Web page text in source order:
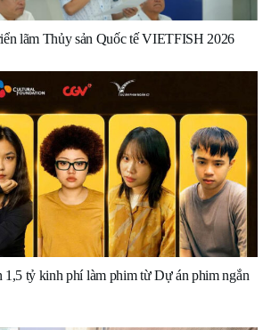
lãm Thủy sản Quốc tế VIETFISH 2026
1,5 tỷ kinh phí làm phim từ Dự án phim ngắn